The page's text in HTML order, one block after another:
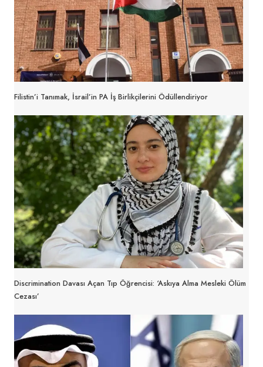
Filistin’i Tanımak, İsrail’in PA İş Birlikçilerini Ödüllendiriyor
Discrimination Davası Açan Tıp Öğrencisi: ‘Askıya Alma Mesleki Ölüm
Cezası’